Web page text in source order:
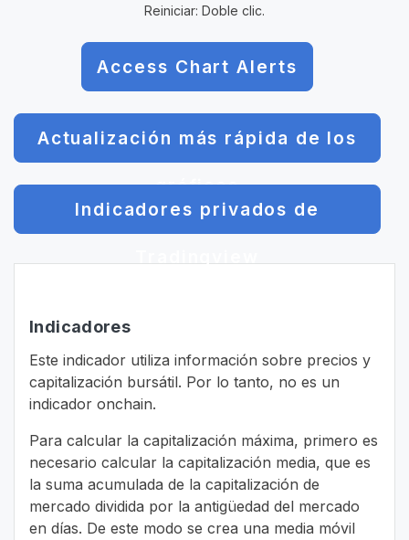
Reiniciar: Doble clic.
Access Chart Alerts
Actualización más rápida de los
gráficos
Indicadores privados de
Indicadores
Este indicador utiliza información sobre precios y
capitalización bursátil. Por lo tanto, no es un
indicador onchain.
Para calcular la capitalización máxima, primero es
necesario calcular la capitalización media, que es
la suma acumulada de la capitalización de
mercado dividida por la antigüedad del mercado
en días. De este modo se crea una media móvil